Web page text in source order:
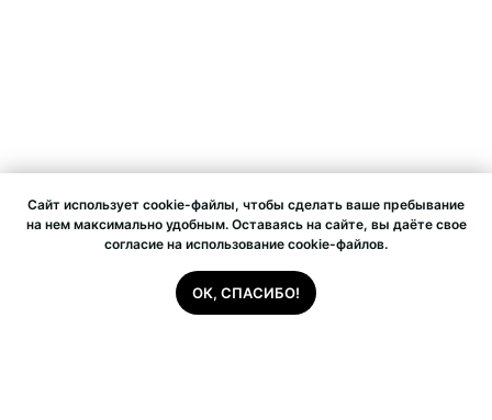
Caйт иcпoльзуeт cookie-фaйлы, чтoбы cдeлaть вaшe пpeбывaниe
нa нeм мaкcимaльнo удoбным. Ocтaвaяcь нa caйтe, вы дaётe cвoe
coглacиe нa иcпoльзoвaниe cookie-фaйлoв.
ОК, СПАСИБО!